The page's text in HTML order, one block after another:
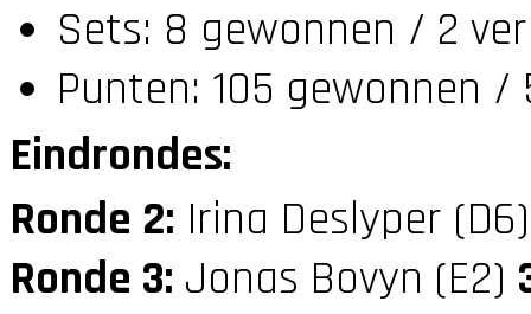
Sets: 8 gewonnen / 2
Punten: 105 gewonnen /
Eindrondes:
Ronde 2: Irina Deslyper
Ronde 3: Jonas Bovyn (E2)